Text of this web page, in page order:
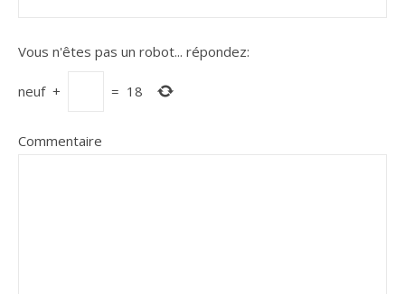
Vous n'êtes pas un robot... répondez:
neuf + = 18
Commentaire